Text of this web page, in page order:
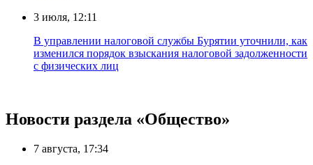
3 июля, 12:11
В управлении налоговой службы Бурятии уточнили, как
изменился порядок взыскания налоговой задолженности
с физических лиц
Новости раздела «Общество»
7 августа, 17:34